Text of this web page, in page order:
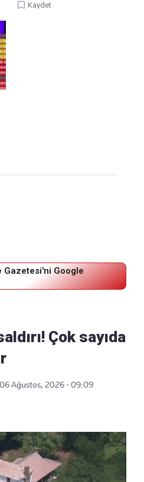
Kaydet
Gazetesi'ni Google
Çok sayıda
06 Ağustos, 2026 - 09:09